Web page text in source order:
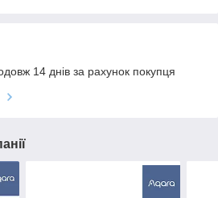
14 днів за рахунок покупця